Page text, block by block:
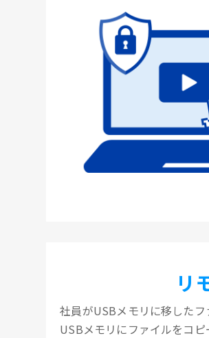
リ
社員がUSBメモリに移したフ
USBメモリにファイルをコ